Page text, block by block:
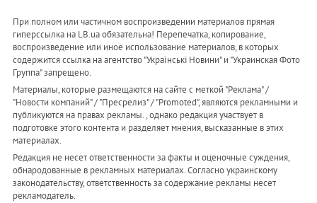
При полном или частичном воспроизведении материалов прямая
гиперссылка на LB.ua обязательна! Перепечатка, копирование,
воспроизведение или иное использование материалов, в которых
содержится ссылка на агентство "Українськi Новини" и "Украинская Фото
Группа" запрещено.
Материалы, которые размещаются на сайте с меткой "Реклама" /
"Новости компаний" / "Пресрелиз" / "Promoted", являются рекламными и
публикуются на правах рекламы. , однако редакция участвует в
подготовке этого контента и разделяет мнения, высказанные в этих
материалах.
Редакция не несет ответственности за факты и оценочные суждения,
обнародованные в рекламных материалах. Согласно украинскому
законодательству, ответственность за содержание рекламы несет
рекламодатель.